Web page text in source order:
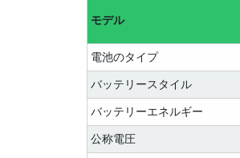
モデル
電池のタイプ
バッテリースタイル
バッテリーエネルギー
公称電圧